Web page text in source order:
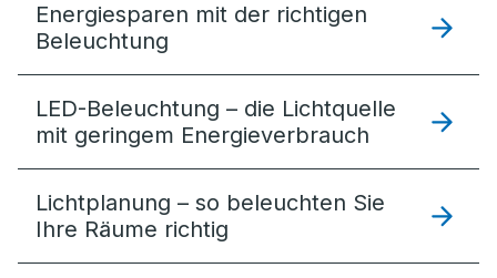
Energiesparen mit der richtigen
Beleuchtung
LED-Beleuchtung – die Lichtquelle
mit geringem Energieverbrauch
Lichtplanung – so beleuchten Sie
Ihre Räume richtig